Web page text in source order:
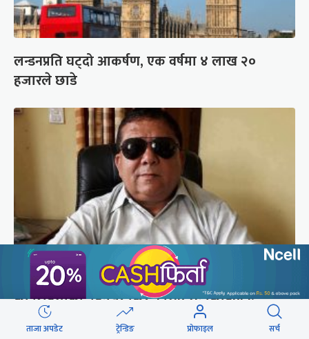
लन्डनप्रति घट्दो आकर्षण, एक वर्षमा ४ लाख २०
हजारले छाडे
कपिलवस्तुका पूर्वमेयर किरण सिंह सम्पर्कविहीन,
जंगलमा भेटियो मोटरसाइकल
ताजा अपडेट ट्रेन्डिङ प्रोफाइल सर्च